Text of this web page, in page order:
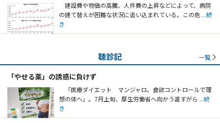
建設費や物価の高騰、人件費の上昇などによって、病院
の建て替えが困難な状況に追い込まれている。この危 ...続
き
聴診記 一覧
「やせる薬」の誘惑に負けず
「医療ダイエット マンジャロ。食欲コントロールで理
想の体へ」。7月上旬、厚生労働省へ向かう道すがら ...続
き